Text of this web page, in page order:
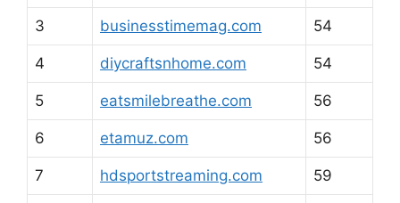
3 businesstimemag.com 54
4 diycraftsnhome.com 54
5 eatsmilebreathe.com 56
6 etamuz.com 56
7 hdsportstreaming.com 59